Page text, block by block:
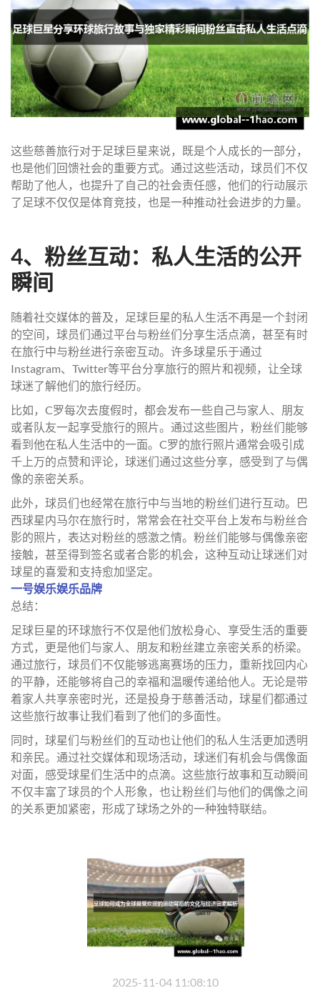
这些慈善旅行对于足球巨星来说，既是个人成长的一部分，
也是他们回馈社会的重要方式。通过这些活动，球员们不仅
帮助了他人，也提升了自己的社会责任感，他们的行动展示
了足球不仅仅是体育竞技，也是一种推动社会进步的力量。
4、粉丝互动：私人生活的公开
瞬间
随着社交媒体的普及，足球巨星的私人生活不再是一个封闭
的空间，球员们通过平台与粉丝们分享生活点滴，甚至有时
在旅行中与粉丝进行亲密互动。许多球星乐于通过
Instagram、Twitter等平台分享旅行的照片和视频，让全球
球迷了解他们的旅行经历。
比如，C罗每次去度假时，都会发布一些自己与家人、朋友
或者队友一起享受旅行的照片。通过这些图片，粉丝们能够
看到他在私人生活中的一面。C罗的旅行照片通常会吸引成
千上万的点赞和评论，球迷们通过这些分享，感受到了与偶
像的亲密关系。
此外，球员们也经常在旅行中与当地的粉丝们进行互动。巴
西球星内马尔在旅行时，常常会在社交平台上发布与粉丝合
影的照片，表达对粉丝的感激之情。粉丝们能够与偶像亲密
接触，甚至得到签名或者合影的机会，这种互动让球迷们对
球星的喜爱和支持愈加坚定。
一号娱乐娱乐品牌
总结：
足球巨星的环球旅行不仅是他们放松身心、享受生活的重要
方式，更是他们与家人、朋友和粉丝建立亲密关系的桥梁。
通过旅行，球员们不仅能够逃离赛场的压力，重新找回内心
的平静，还能够将自己的幸福和温暖传递给他人。无论是带
着家人共享亲密时光，还是投身于慈善活动，球星们都通过
这些旅行故事让我们看到了他们的多面性。
同时，球星们与粉丝们的互动也让他们的私人生活更加透明
和亲民。通过社交媒体和现场活动，球迷们有机会与偶像面
对面，感受球星们生活中的点滴。这些旅行故事和互动瞬间
不仅丰富了球员的个人形象，也让粉丝们与他们的偶像之间
的关系更加紧密，形成了球场之外的一种独特联结。
2025-11-04 11:08:10